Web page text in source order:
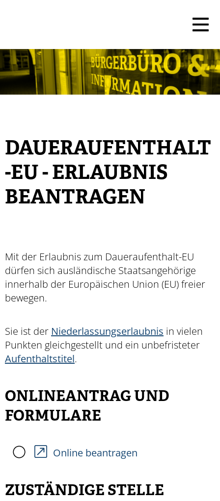
DAUERAUFENTHALT
-EU - ERLAUBNIS
BEANTRAGEN
Mit der Erlaubnis zum Daueraufenthalt-EU
dürfen sich ausländische Staatsangehörige
innerhalb der Europäischen Union (EU) freier
bewegen.
Sie ist der Niederlassungserlaubnis in vielen
Punkten gleichgestellt und ein unbefristeter
Aufenthaltstitel.
ONLINEANTRAG UND
FORMULARE
Online beantragen
ZUSTÄNDIGE STELLE